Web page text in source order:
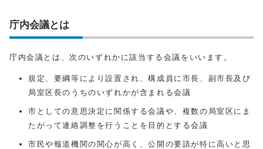
庁内会議とは
庁内会議とは、次のいずれかに該当する会議をいいます。
規定、要綱等により設置され、構成員に市長、副市長及び
局室区長のうちのいずれかが含まれる会議
市としての意思決定に関係する会議や、複数の局室区にま
たがって連絡調整を行うことを目的とする会議
市民や報道機関の関心が高く、公開の要請が特に高いと思